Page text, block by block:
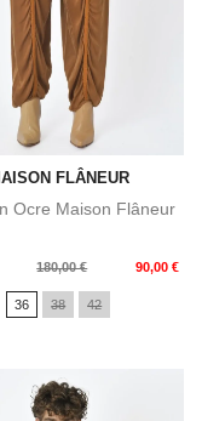
FLÂNEUR
Ocre Maison Flâneur
180,00 € 90,00 €
36 38 42